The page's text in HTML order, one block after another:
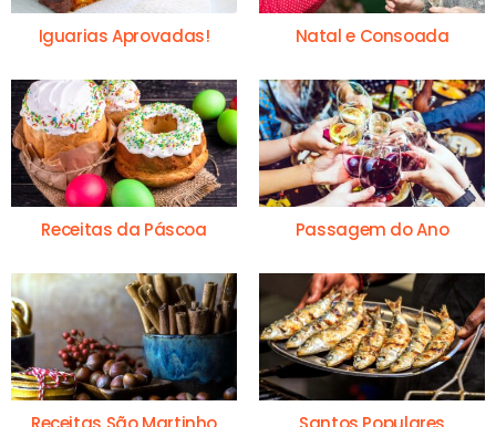
Iguarias Aprovadas! Natal e Consoada
Receitas da Páscoa Passagem do Ano